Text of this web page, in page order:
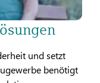
und setzt
benötigt